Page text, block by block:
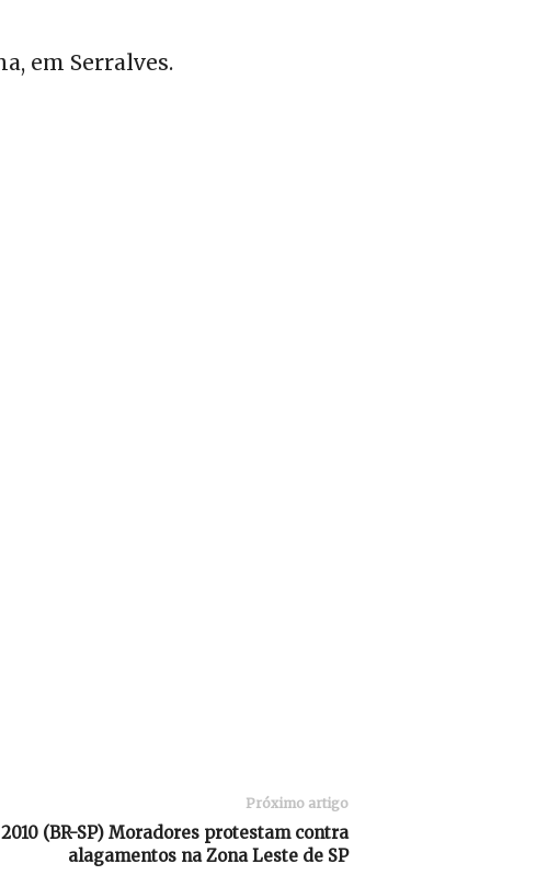
em Serralves.
Próximo artigo
2010 (BR-SP) Moradores protestam contra
alagamentos na Zona Leste de SP